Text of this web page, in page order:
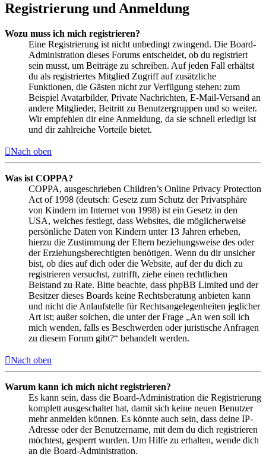
Registrierung und Anmeldung
Wozu muss ich mich registrieren?
Eine Registrierung ist nicht unbedingt zwingend. Die Board-
Administration dieses Forums entscheidet, ob du registriert
sein musst, um Beiträge zu schreiben. Auf jeden Fall erhältst
du als registriertes Mitglied Zugriff auf zusätzliche
Funktionen, die Gästen nicht zur Verfügung stehen: zum
Beispiel Avatarbilder, Private Nachrichten, E-Mail-Versand an
andere Mitglieder, Beitritt zu Benutzergruppen und so weiter.
Wir empfehlen dir eine Anmeldung, da sie schnell erledigt ist
und dir zahlreiche Vorteile bietet.
Nach oben
Was ist COPPA?
COPPA, ausgeschrieben Children’s Online Privacy Protection
Act of 1998 (deutsch: Gesetz zum Schutz der Privatsphäre
von Kindern im Internet von 1998) ist ein Gesetz in den
USA, welches festlegt, dass Websites, die möglicherweise
persönliche Daten von Kindern unter 13 Jahren erheben,
hierzu die Zustimmung der Eltern beziehungsweise des oder
der Erziehungsberechtigten benötigen. Wenn du dir unsicher
bist, ob dies auf dich oder die Website, auf der du dich zu
registrieren versuchst, zutrifft, ziehe einen rechtlichen
Beistand zu Rate. Bitte beachte, dass phpBB Limited und der
Besitzer dieses Boards keine Rechtsberatung anbieten kann
und nicht die Anlaufstelle für Rechtsangelegenheiten jeglicher
Art ist; außer solchen, die unter der Frage „An wen soll ich
mich wenden, falls es Beschwerden oder juristische Anfragen
zu diesem Forum gibt?“ behandelt werden.
Nach oben
Warum kann ich mich nicht registrieren?
Es kann sein, dass die Board-Administration die Registrierung
komplett ausgeschaltet hat, damit sich keine neuen Benutzer
mehr anmelden können. Es könnte auch sein, dass deine IP-
Adresse oder der Benutzername, mit dem du dich registrieren
möchtest, gesperrt wurden. Um Hilfe zu erhalten, wende dich
an die Board-Administration.